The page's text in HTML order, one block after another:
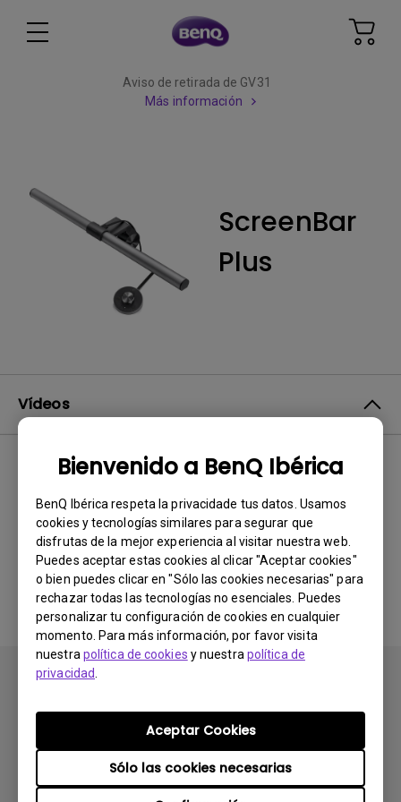
Bienvenido a BenQ Ibérica
BenQ Ibérica respeta la privacidade tus datos. Usamos
cookies y tecnologías similares para segurar que
disfrutas de la mejor experiencia al visitar nuestra web.
Puedes aceptar estas cookies al clicar "Aceptar cookies"
o bien puedes clicar en "Sólo las cookies necesarias" para
rechazar todas las tecnologías no esenciales. Puedes
personalizar tu configuración de cookies en cualquier
momento. Para más información, por favor visita
nuestra política de cookies y nuestra política de
privacidad
Sólo las cookies necesarias
Aceptar Cookies
Aviso de retirada de GV31
Más información
ScreenBar
Plus
Vídeos
Lo más
No hay vídeos relacionados
Suscribirse